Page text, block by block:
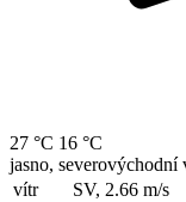
27 °C 16 °C
jasno, severovýchodní
vítr
SV, 2.66 m/s